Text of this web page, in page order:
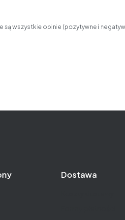
są wszystkie opinie (pozytywne i
Dostawa